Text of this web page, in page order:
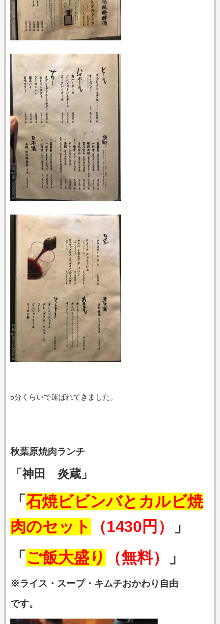
5分くらいで運ばれてきました。
秋葉原焼肉ランチ
「神田 炎蔵」
「 石焼ビビンバとカルビ焼
肉のセット
（1430円）
」
「 ご飯大盛り （無料） 」
※ライス・スープ・キムチおかわり自由
です。